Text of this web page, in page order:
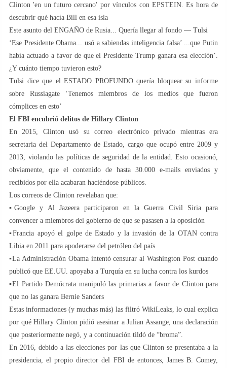
Clinton 'en un futuro cercano' por vínculos con EPSTEIN. Es hora de
descubrir qué hacía Bill en esa isla
Este asunto del ENGAÑO de Rusia... Quería llegar al fondo — Tulsi
‘Ese Presidente Obama... usó a sabiendas inteligencia falsa’ ...que Putin
había actuado a favor de que el Presidente Trump ganara esa elección’.
¿Y cuánto tiempo tuvieron esto?
Tulsi dice que el ESTADO PROFUNDO quería bloquear su informe
sobre Russiagate ‘Tenemos miembros de los medios que fueron
cómplices en esto’
El FBI encubrió delitos de Hillary Clinton
En 2015, Clinton usó su correo electrónico privado mientras era
secretaria del Departamento de Estado, cargo que ocupó entre 2009 y
2013, violando las políticas de seguridad de la entidad. Esto ocasionó,
obviamente, que el contenido de hasta 30.000 e-mails enviados y
recibidos por ella acabaran haciéndose públicos.
Los correos de Clinton revelaban que:
▪️Google y Al Jazeera participaron en la Guerra Civil Siria para
convencer a miembros del gobierno de que se pasasen a la oposición
▪️Francia apoyó el golpe de Estado y la invasión de la OTAN contra
Libia en 2011 para apoderarse del petróleo del país
▪️La Administración Obama intentó censurar al Washington Post cuando
publicó que EE.UU. apoyaba a Turquía en su lucha contra los kurdos
▪️El Partido Demócrata manipuló las primarias a favor de Clinton para
que no las ganara Bernie Sanders
Estas informaciones (y muchas más) las filtró WikiLeaks, lo cual explica
por qué Hillary Clinton pidió asesinar a Julian Assange, una declaración
que posteriormente negó, y a continuación tildó de “broma”.
En 2016, debido a las elecciones por las que Clinton se presentaba a la
presidencia, el propio director del FBI de entonces, James B. Comey,